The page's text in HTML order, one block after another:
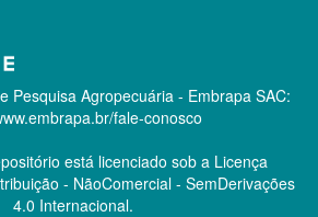
Pesquisa Agropecuária - Embrapa SAC:
fale-conosco
está licenciado sob a Licença
- NãoComercial - SemDerivações
4.0 Internacional.